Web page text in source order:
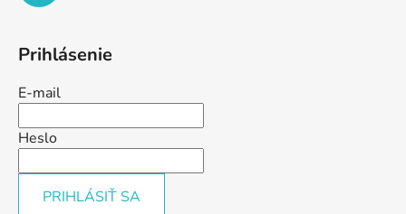
Prihlásenie
E-mail
Heslo
PRIHLÁSIŤ SA